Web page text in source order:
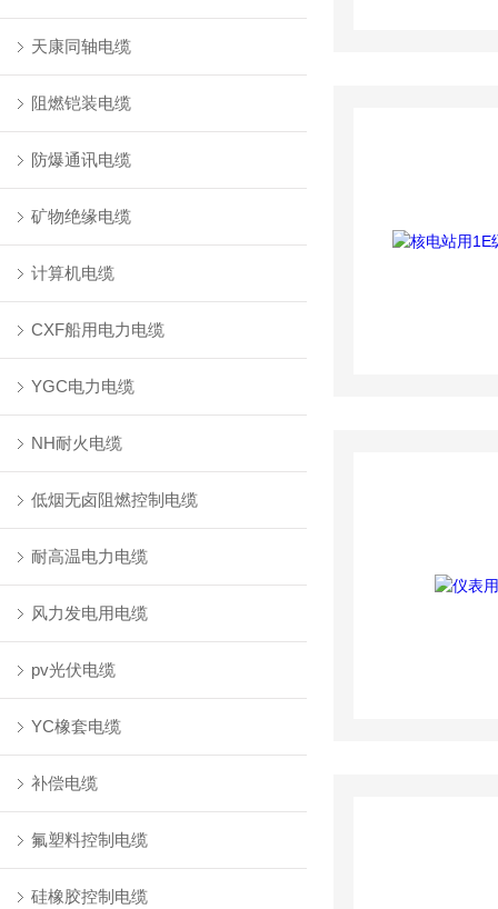
天康同轴电缆
阻燃铠装电缆
防爆通讯电缆
矿物绝缘电缆
计算机电缆
CXF船用电力电缆
YGC电力电缆
NH耐火电缆
低烟无卤阻燃控制电缆
耐高温电力电缆
风力发电用电缆
pv光伏电缆
YC橡套电缆
补偿电缆
氟塑料控制电缆
硅橡胶控制电缆